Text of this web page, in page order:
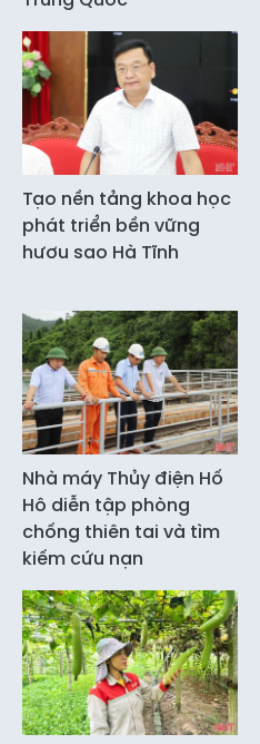
Tạo nền tảng khoa học
phát triển bền vững
hươu sao Hà Tĩnh
Nhà máy Thủy điện Hố
Hô diễn tập phòng
chống thiên tai và tìm
kiếm cứu nạn